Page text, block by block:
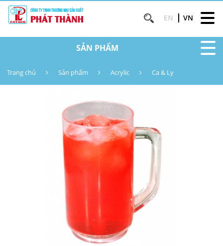
EN VN
SẢN PHẨM
Trang chủ Sản phẩm Acrylic Ca & Ly